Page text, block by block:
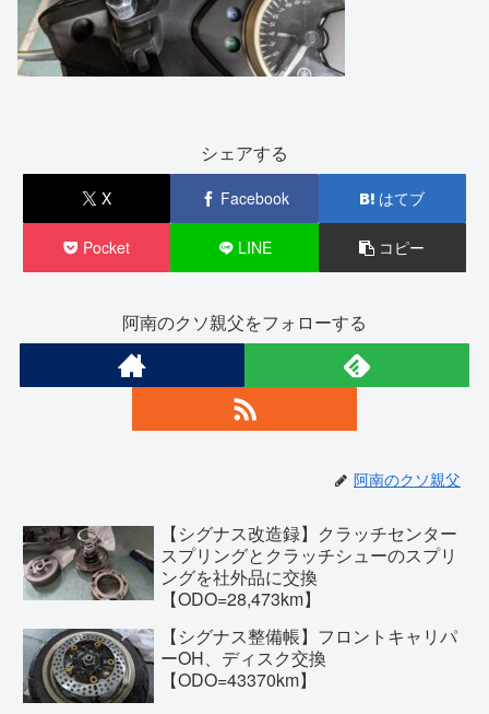
シェアする
X Facebook はてブ
Pocket LINE コピー
阿南のクソ親父をフォローする
阿南のクソ親父
【シグナス改造録】クラッチセンター
スプリングとクラッチシューのスプリ
ングを社外品に交換
【ODO=28,473km】
【シグナス整備帳】フロントキャリパ
ーOH、ディスク交換
【ODO=43370km】